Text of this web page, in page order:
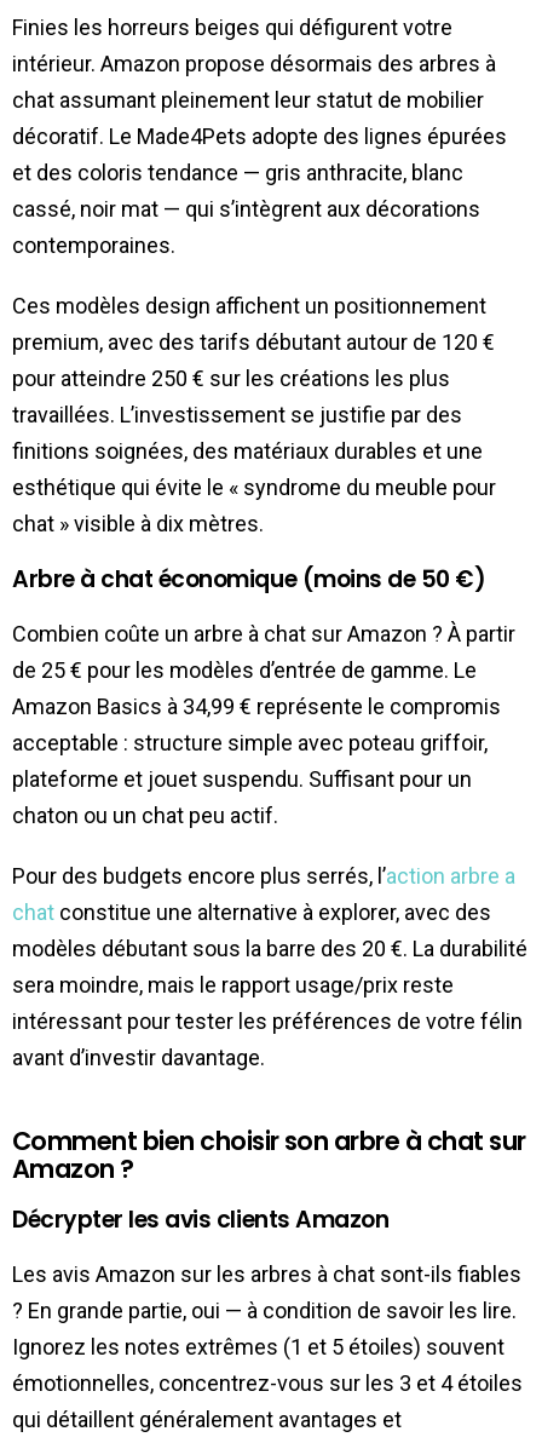
Finies les horreurs beiges qui défigurent votre
intérieur. Amazon propose désormais des arbres à
chat assumant pleinement leur statut de mobilier
décoratif. Le Made4Pets adopte des lignes épurées
et des coloris tendance — gris anthracite, blanc
cassé, noir mat — qui s’intègrent aux décorations
contemporaines.
Ces modèles design affichent un positionnement
premium, avec des tarifs débutant autour de 120 €
pour atteindre 250 € sur les créations les plus
travaillées. L’investissement se justifie par des
finitions soignées, des matériaux durables et une
esthétique qui évite le « syndrome du meuble pour
chat » visible à dix mètres.
Arbre à chat économique (moins de 50 €)
Combien coûte un arbre à chat sur Amazon ? À partir
de 25 € pour les modèles d’entrée de gamme. Le
Amazon Basics à 34,99 € représente le compromis
acceptable : structure simple avec poteau griffoir,
plateforme et jouet suspendu. Suffisant pour un
chaton ou un chat peu actif.
Pour des budgets encore plus serrés, l’action arbre a
chat constitue une alternative à explorer, avec des
modèles débutant sous la barre des 20 €. La durabilité
sera moindre, mais le rapport usage/prix reste
intéressant pour tester les préférences de votre félin
avant d’investir davantage.
Comment bien choisir son arbre à chat sur
Amazon ?
Décrypter les avis clients Amazon
Les avis Amazon sur les arbres à chat sont-ils fiables
? En grande partie, oui — à condition de savoir les lire.
Ignorez les notes extrêmes (1 et 5 étoiles) souvent
émotionnelles, concentrez-vous sur les 3 et 4 étoiles
qui détaillent généralement avantages et